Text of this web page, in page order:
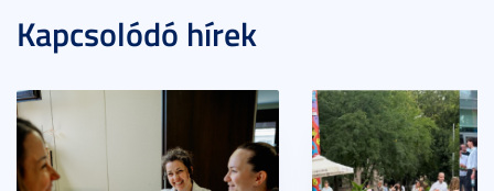
Kapcsolódó hírek